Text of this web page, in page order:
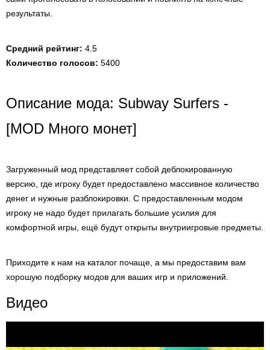
результаты.
Средний рейтинг: 4.5
Количество голосов: 5400
Описание мода: Subway Surfers -
[MOD Много монет]
Загруженный мод представляет собой деблокированную
версию, где игроку будет предоставлено массивное количество
денег и нужные разблокировки. С предоставленным модом
игроку не надо будет прилагать большие усилия для
комфортной игры, ещё будут открыты внутриигровые предметы.
Приходите к нам на каталог почаще, а мы предоставим вам
хорошую подборку модов для ваших игр и приложений.
Видео